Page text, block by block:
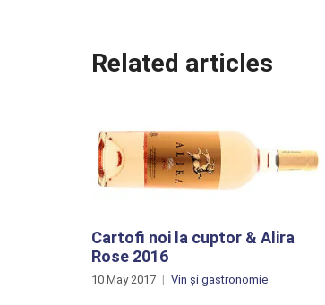
Related articles
Cartofi noi la cuptor & Alira
Rose 2016
10 May 2017 Vin și gastronomie